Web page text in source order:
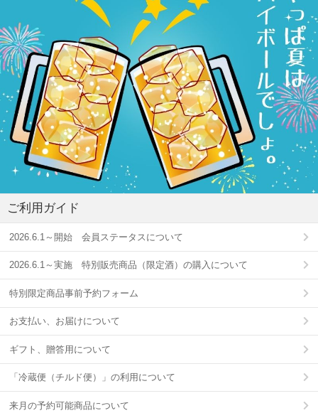
ご利用ガイド
2026.6.1～開始 会員ステータスについて
2026.6.1～実施 特別販売商品（限定酒）の購入について
特別限定商品事前予約フォーム
お支払い、お届けについて
ギフト、贈答用について
「冷蔵便（チルド便）」の利用について
来月の予約可能商品について